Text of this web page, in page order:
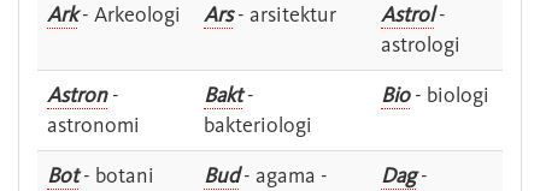
Ark- Arkeologi Ars- arsitektur Astrol-
astrologi
Astron-
astronomi
Bakt-
bakteriologi
Bio- biologi
Bot- botani Bud- agama -
Dag-